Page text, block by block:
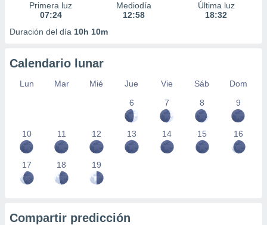
Primera luz
07:24
Mediodía
12:58
Última luz
18:32
Duración del día 10h 10m
Calendario lunar
Lun Mar Mié Jue Vie Sáb
Dom
6
7 8 9
10 11 12 13 14 15 16
17 18 19
Compartir predicción